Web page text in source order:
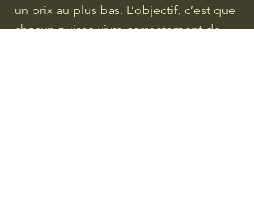
un prix au plus bas. L’objectif, c’est que
chacun puisse vivre correctement de